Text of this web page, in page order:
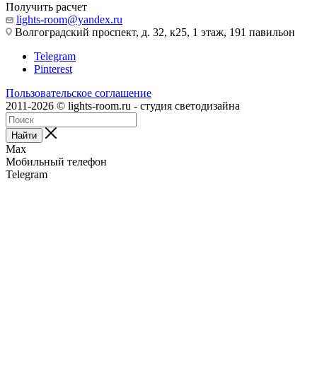
Получить расчет
lights-room@yandex.ru
Волгоградский проспект, д. 32, к25, 1 этаж, 191 павильон
Telegram
Pinterest
Пользовательское соглашение
2011-2026 © lights-room.ru - студия светодизайна
Найти
Max
Мобильный телефон
Telegram